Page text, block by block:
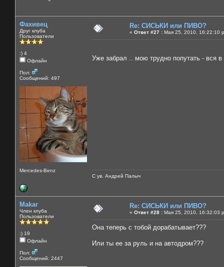
Фахивец
Друг клуба
Пользователи
:) 4
Офлайн
Пол:
Сообщений: 497
Mercedes-Benz
Re: СИСЬКИ или ПИВО?
« Ответ #27 : Мая 25, 2010, 16:22:10
Уже забрал .. мою трудно попутать - вся
С ув. Андрей Палыч
Makar
Член клуба
Пользователи
:) 19
Офлайн
Пол:
Сообщений: 2447
Re: СИСЬКИ или ПИВО?
« Ответ #28 : Мая 25, 2010, 16:32:03
Она теперь с тобой дорабатывает???
Или ты ее за руль и на автодром???